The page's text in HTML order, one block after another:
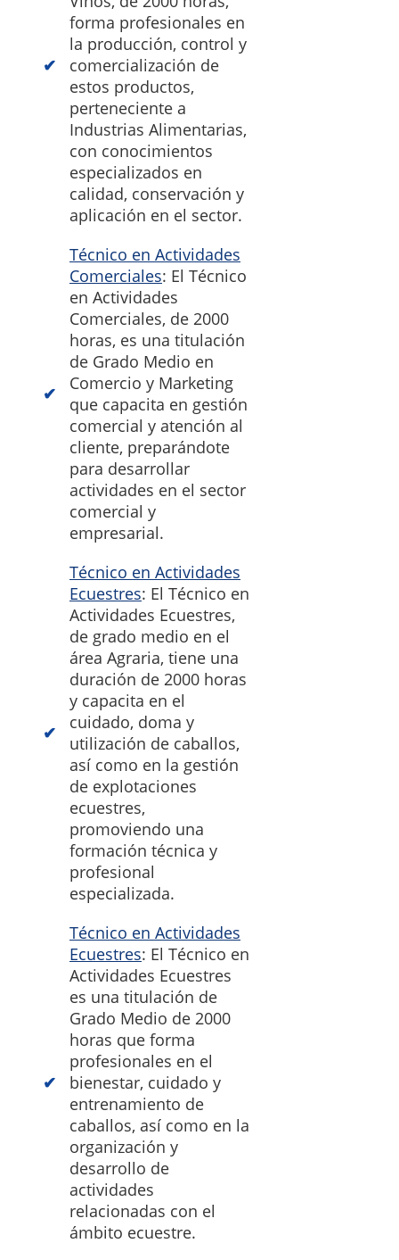
forma profesionales en
la producción, control y
comercialización de
estos productos,
perteneciente a
Industrias Alimentarias,
con conocimientos
especializados en
calidad, conservación y
aplicación en el sector.
Técnico en Actividades
Comerciales: El Técnico
en Actividades
Comerciales, de 2000
horas, es una titulación
de Grado Medio en
Comercio y Marketing
que capacita en gestión
comercial y atención al
cliente, preparándote
para desarrollar
actividades en el sector
comercial y
empresarial.
Técnico en Actividades
Ecuestres: El Técnico en
Actividades Ecuestres,
de grado medio en el
área Agraria, tiene una
duración de 2000 horas
y capacita en el
cuidado, doma y
utilización de caballos,
así como en la gestión
de explotaciones
ecuestres,
promoviendo una
formación técnica y
profesional
especializada.
Técnico en Actividades
Ecuestres: El Técnico en
Actividades Ecuestres
es una titulación de
Grado Medio de 2000
horas que forma
profesionales en el
bienestar, cuidado y
entrenamiento de
caballos, así como en la
organización y
desarrollo de
actividades
relacionadas con el
ámbito ecuestre.